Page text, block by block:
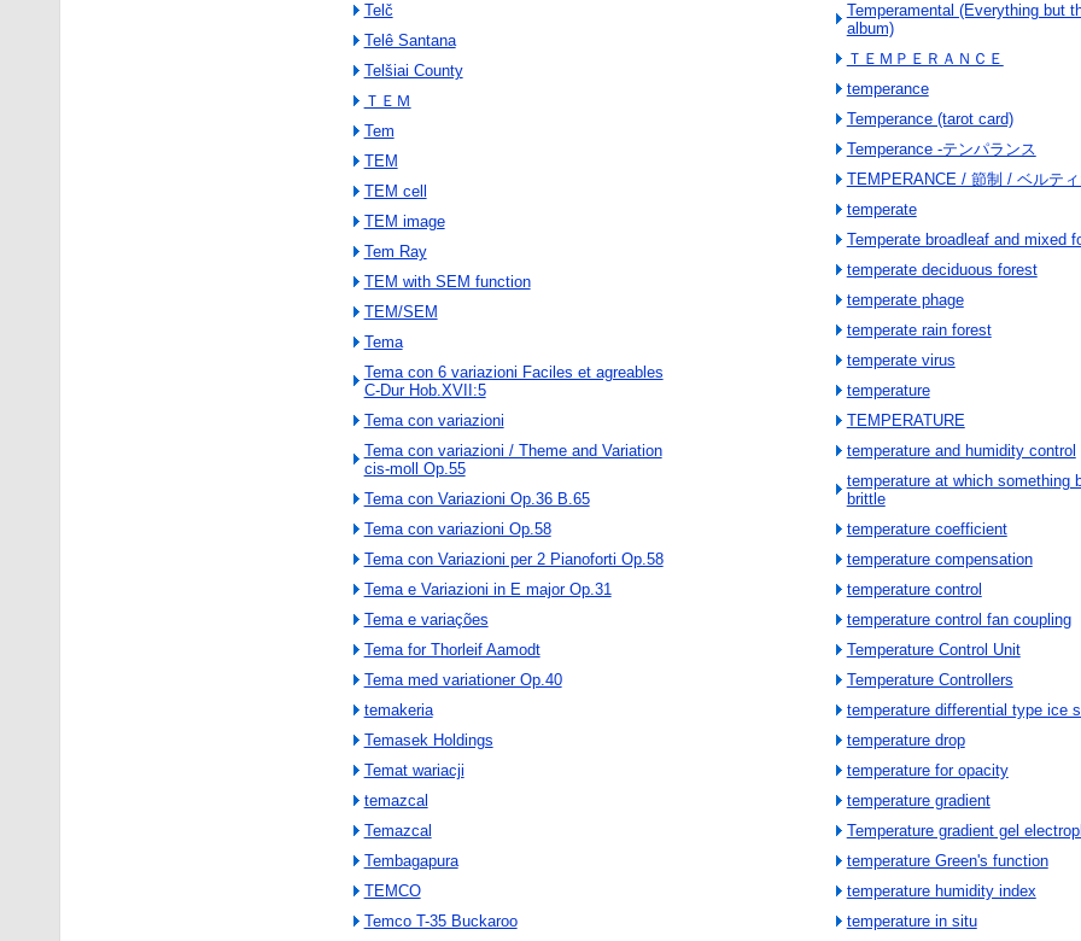
Telč
Telê Santana
Telšiai County
ＴＥＭ
Tem
TEM
TEM cell
TEM image
Tem Ray
TEM with SEM function
TEM/SEM
Tema
Tema con 6 variazioni Faciles et agreables
C-Dur Hob.XVII:5
Tema con variazioni
Tema con variazioni / Theme and Variation
cis-moll Op.55
Tema con Variazioni Op.36 B.65
Tema con variazioni Op.58
Tema con Variazioni per 2 Pianoforti Op.58
Tema e Variazioni in E major Op.31
Tema e variações
Tema for Thorleif Aamodt
Tema med variationer Op.40
temakeria
Temasek Holdings
Temat wariacji
temazcal
Temazcal
Tembagapura
TEMCO
Temco T-35 Buckaroo
Temperamental (Everything but
album)
ＴＥＭＰＥＲＡＮＣＥ
temperance
Temperance (tarot card)
Temperance -テンパランス
TEMPERANCE / 節制 / ベルテ
temperate
Temperate broadleaf and mixed
temperate deciduous forest
temperate phage
temperate rain forest
temperate virus
temperature
TEMPERATURE
temperature and humidity control
temperature at which something
brittle
temperature coefficient
temperature compensation
temperature control
temperature control fan coupling
Temperature Control Unit
Temperature Controllers
temperature differential type ice
temperature drop
temperature for opacity
temperature gradient
Temperature gradient gel
temperature Green's function
temperature humidity index
temperature in situ